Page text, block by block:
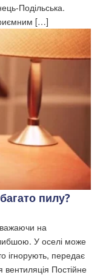
Подільська.
[…]
пилу?
на
У оселі може
ігнорують, передає
Постійне